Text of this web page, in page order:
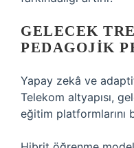
GELECEK
PEDAGOJIK
Yapay zekâ ve
Telekom altyapısı,
eğitim platformlarını